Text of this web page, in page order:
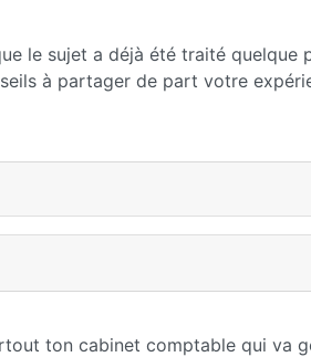
le sujet a déjà été traité quelque
à partager de part votre
ton cabinet comptable qui va